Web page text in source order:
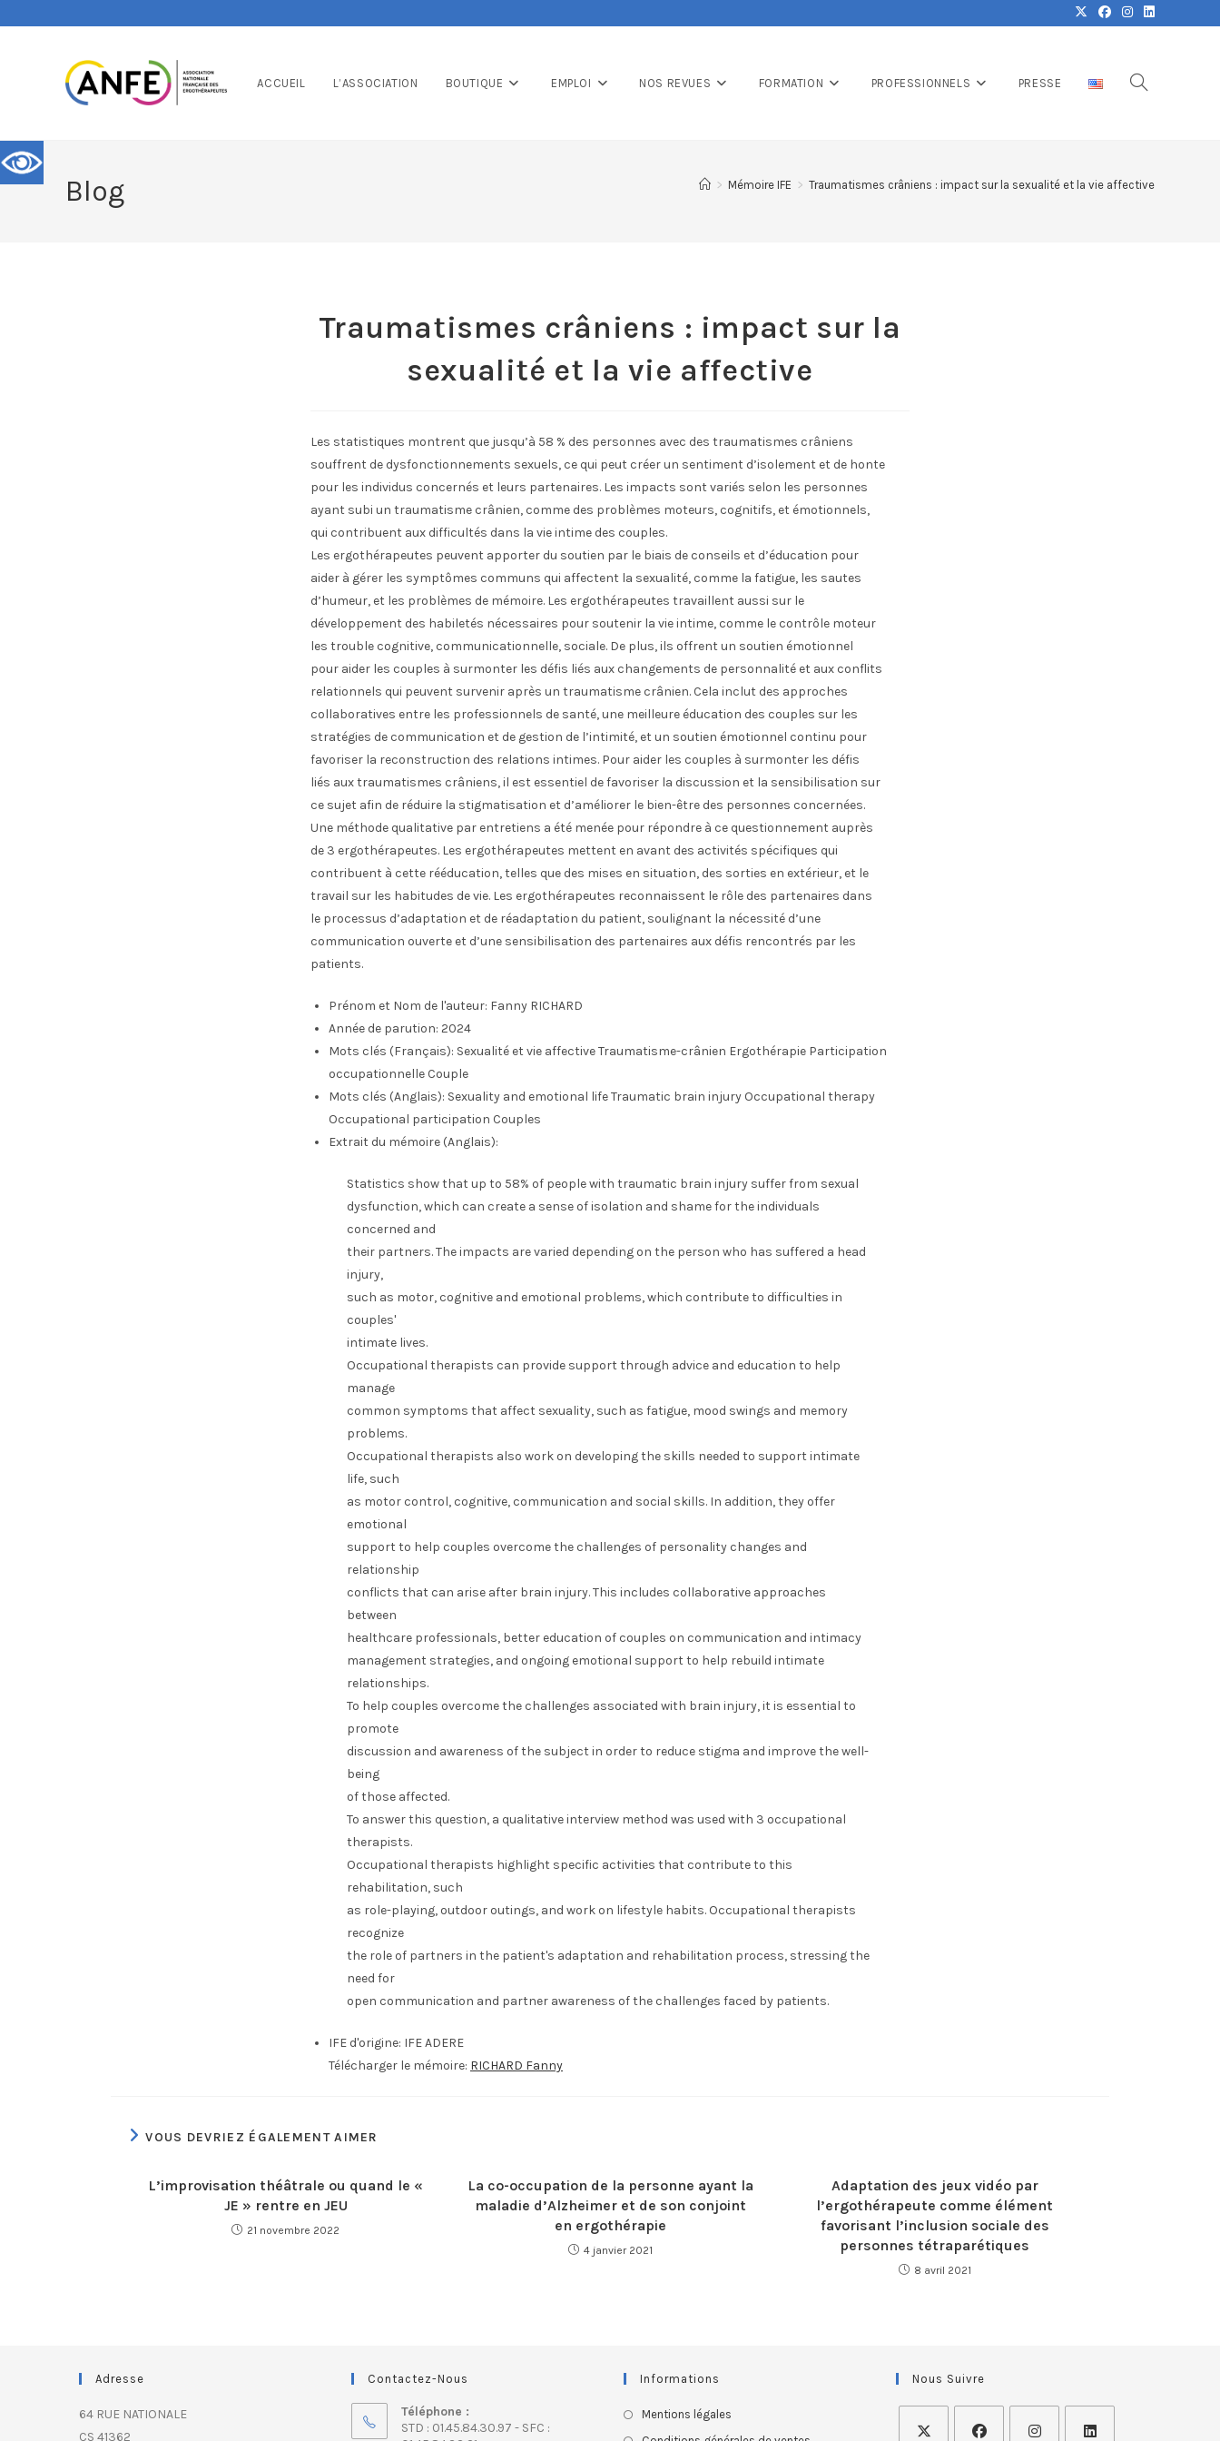
ACCUEIL L’ASSOCIATION BOUTIQUE EMPLOI NOS REVUES FORMATION PROFESSIONNELS PRESSE
Blog > Mémoire IFE > Traumatismes crâniens : impact sur la sexualité et la vie affective
Traumatismes crâniens : impact sur la
sexualité et la vie affective
Les statistiques montrent que jusqu’à 58 % des personnes avec des traumatismes crâniens
souffrent de dysfonctionnements sexuels, ce qui peut créer un sentiment d’isolement et de honte
pour les individus concernés et leurs partenaires. Les impacts sont variés selon les personnes
ayant subi un traumatisme crânien, comme des problèmes moteurs, cognitifs, et émotionnels,
qui contribuent aux difficultés dans la vie intime des couples.
Les ergothérapeutes peuvent apporter du soutien par le biais de conseils et d’éducation pour
aider à gérer les symptômes communs qui affectent la sexualité, comme la fatigue, les sautes
d’humeur, et les problèmes de mémoire. Les ergothérapeutes travaillent aussi sur le
développement des habiletés nécessaires pour soutenir la vie intime, comme le contrôle moteur
les trouble cognitive, communicationnelle, sociale. De plus, ils offrent un soutien émotionnel
pour aider les couples à surmonter les défis liés aux changements de personnalité et aux conflits
relationnels qui peuvent survenir après un traumatisme crânien. Cela inclut des approches
collaboratives entre les professionnels de santé, une meilleure éducation des couples sur les
stratégies de communication et de gestion de l’intimité, et un soutien émotionnel continu pour
favoriser la reconstruction des relations intimes. Pour aider les couples à surmonter les défis
liés aux traumatismes crâniens, il est essentiel de favoriser la discussion et la sensibilisation sur
ce sujet afin de réduire la stigmatisation et d’améliorer le bien-être des personnes concernées.
Une méthode qualitative par entretiens a été menée pour répondre à ce questionnement auprès
de 3 ergothérapeutes. Les ergothérapeutes mettent en avant des activités spécifiques qui
contribuent à cette rééducation, telles que des mises en situation, des sorties en extérieur, et le
travail sur les habitudes de vie. Les ergothérapeutes reconnaissent le rôle des partenaires dans
le processus d’adaptation et de réadaptation du patient, soulignant la nécessité d’une
communication ouverte et d’une sensibilisation des partenaires aux défis rencontrés par les
patients.
Prénom et Nom de l'auteur: Fanny RICHARD
Année de parution: 2024
Mots clés (Français): Sexualité et vie affective Traumatisme-crânien Ergothérapie Participation
occupationnelle Couple
Mots clés (Anglais): Sexuality and emotional life Traumatic brain injury Occupational therapy
Occupational participation Couples
Extrait du mémoire (Anglais):
Statistics show that up to 58% of people with traumatic brain injury suffer from sexual
dysfunction, which can create a sense of isolation and shame for the individuals
concerned and
their partners. The impacts are varied depending on the person who has suffered a head
injury,
such as motor, cognitive and emotional problems, which contribute to difficulties in
couples'
intimate lives.
Occupational therapists can provide support through advice and education to help
manage
common symptoms that affect sexuality, such as fatigue, mood swings and memory
problems.
Occupational therapists also work on developing the skills needed to support intimate
life, such
as motor control, cognitive, communication and social skills. In addition, they offer
emotional
support to help couples overcome the challenges of personality changes and
relationship
conflicts that can arise after brain injury. This includes collaborative approaches
between
healthcare professionals, better education of couples on communication and intimacy
management strategies, and ongoing emotional support to help rebuild intimate
relationships.
To help couples overcome the challenges associated with brain injury, it is essential to
promote
discussion and awareness of the subject in order to reduce stigma and improve the well-
being
of those affected.
To answer this question, a qualitative interview method was used with 3 occupational
therapists.
Occupational therapists highlight specific activities that contribute to this
rehabilitation, such
as role-playing, outdoor outings, and work on lifestyle habits. Occupational therapists
recognize
the role of partners in the patient's adaptation and rehabilitation process, stressing the
need for
open communication and partner awareness of the challenges faced by patients.
IFE d'origine: IFE ADERE
Télécharger le mémoire: RICHARD Fanny
VOUS DEVRIEZ ÉGALEMENT AIMER
L’improvisation théâtrale ou quand le «
JE » rentre en JEU
21 novembre 2022
La co-occupation de la personne ayant la
maladie d’Alzheimer et de son conjoint
en ergothérapie
4 janvier 2021
Adaptation des jeux vidéo par
l’ergothérapeute comme élément
favorisant l’inclusion sociale des
personnes tétraparétiques
8 avril 2021
Adresse
64 RUE NATIONALE
CS 41362
Contactez-Nous
Téléphone :
STD : 01.45.84.30.97 - SFC :
Informations
Mentions légales
Nous Suivre